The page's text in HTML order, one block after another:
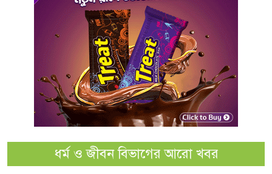
ধর্ম ও জীবন বিভাগের আরো খবর